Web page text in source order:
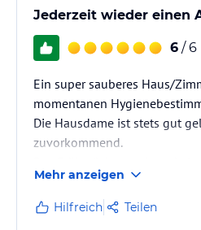
Jederzeit wieder einen
6 / 6
Ein super sauberes Haus/
momentanen
Die Hausdame ist stets gut
zuvorkommend.
lecker.
Die Lage ist ebenfalls super,
Minuten Gehweg in die
Mehr anzeigen
Hilfreich Teilen